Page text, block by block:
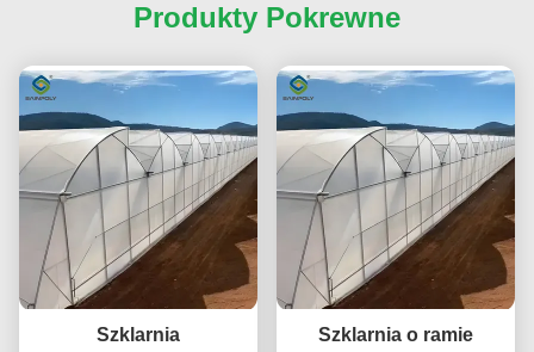
Produkty Pokrewne
Szklarnia
Szklarnia o ramie